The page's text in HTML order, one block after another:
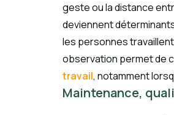
geste ou la distance
deviennent
les personnes
observation permet de
travail, notamment
Maintenance,